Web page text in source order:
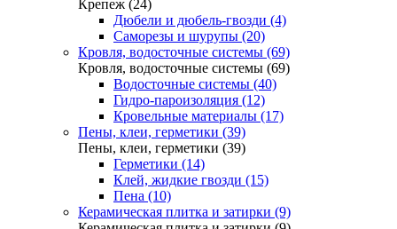
Крепеж (24)
Дюбели и дюбель-гвозди (4)
Саморезы и шурупы (20)
Кровля, водосточные системы (69)
Кровля, водосточные системы (69)
Водосточные системы (40)
Гидро-пароизоляция (12)
Кровельные материалы (17)
Пены, клеи, герметики (39)
Пены, клеи, герметики (39)
Герметики (14)
Клей, жидкие гвозди (15)
Пена (10)
Керамическая плитка и затирки (9)